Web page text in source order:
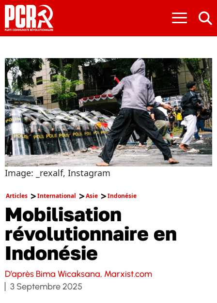
≡
Image: _rexalf, Instagram
Articles International Asie Indonésie
Mobilisation
révolutionnaire en
Indonésie
D’après Bima Wicaksana, Marxist.com
3 Septembre 2025